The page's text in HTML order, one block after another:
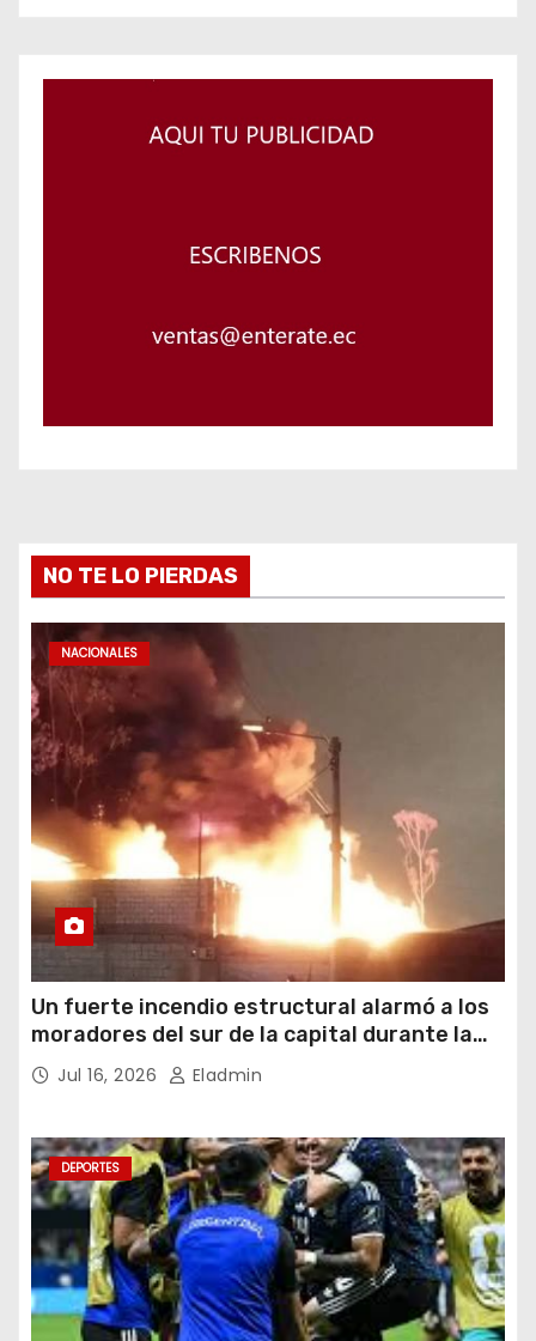
NO TE LO PIERDAS
NACIONALES
Un fuerte incendio estructural alarmó a los
moradores del sur de la capital durante la
noche del miércoles 15 de julio de 2026
Jul 16, 2026 Eladmin
DEPORTES